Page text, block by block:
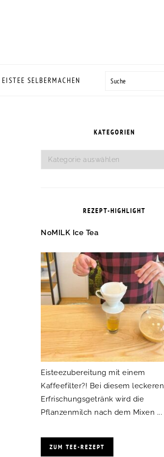
EISTEE SELBERMACHEN Suche
KATEGORIEN
Kategorien
REZEPT-HIGHLIGHT
NoMILK Ice Tea
Eisteezubereitung mit einem
Kaffeefilter?! Bei diesem leckeren
Erfrischungsgetränk wird die
Pflanzenmilch nach dem Mixen ...
ZUM TEE-REZEPT